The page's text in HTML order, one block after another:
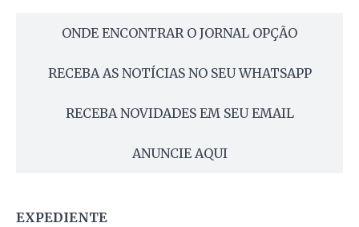
ONDE ENCONTRAR O JORNAL OPÇÃO
RECEBA AS NOTÍCIAS NO SEU WHATSAPP
RECEBA NOVIDADES EM SEU EMAIL
ANUNCIE AQUI
EXPEDIENTE